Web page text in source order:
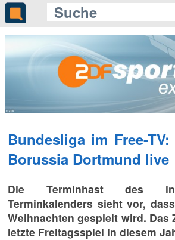
Bundesliga im Free-
Borussia Dortmund live
Die Terminhast des
Terminkalenders sieht vor,
Weihnachten gespielt wird. Das
letzte Freitagsspiel in diesem